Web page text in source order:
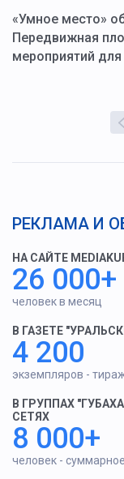
«Умное место»
Передвижная
мероприятий
РЕКЛАМА И
НА САЙТЕ
26 000+
человек в месяц
В ГАЗЕТЕ
4 200
экземпляров -
В ГРУППАХ
СЕТЯХ
8 000+
человек -